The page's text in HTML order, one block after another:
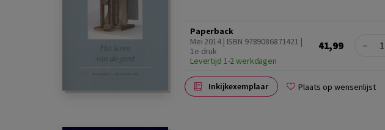
Paperback
Mei 2014 | ISBN 9789086871421 |
1e druk
Levertijd 1-2 werkdagen
41,99 Quantity
−
Inkijkexemplaar Plaats op wensenlijst